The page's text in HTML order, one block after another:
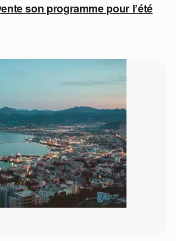
son programme pour l’été